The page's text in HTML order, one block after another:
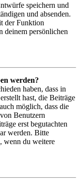
speichern und
und absenden.
der Funktion
deinem persönlichen
werden?
haben, dass in
hast, die Beiträge
möglich, dass die
Benutzern
erst begutachten
werden. Bitte
wenn du weitere